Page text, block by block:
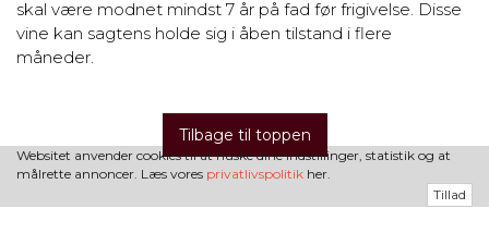
skal være modnet mindst 7 år på fad før frigivelse. Disse
vine kan sagtens holde sig i åben tilstand i flere
måneder.
Tilbage til toppen
Websitet anvender cookies til at huske dine indstillinger, statistik og at
målrette annoncer. Læs vores privatlivspolitik her.
Tillad